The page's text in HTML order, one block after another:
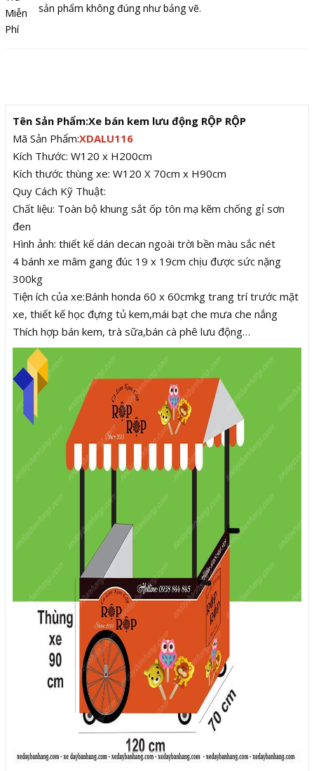
sản phẩm không đúng như bảng vẽ.
Tên Sản Phẩm:Xe bán kem lưu động RỘP RỘP
Mã Sản Phẩm:XDALU116
Kích Thước: W120 x H200cm
Kích thước thùng xe: W120 X 70cm x H90cm
Quy Cách Kỹ Thuật:
Chất liệu: Toàn bộ khung sắt ốp tôn mạ kẽm chống gỉ sơn
đen
Hình ảnh: thiết kế dán decan ngoài trời bền màu sắc nét
4 bánh xe mâm gang đúc 19 x 19cm chịu được sức nặng
300kg
Tiện ích của xe:Bánh honda 60 x 60cmkg trang trí trước mặt
xe, thiết kế học đựng tủ kem,mái bạt che mưa che nắng
Thích hợp bán kem, trà sữa,bán cà phê lưu động…